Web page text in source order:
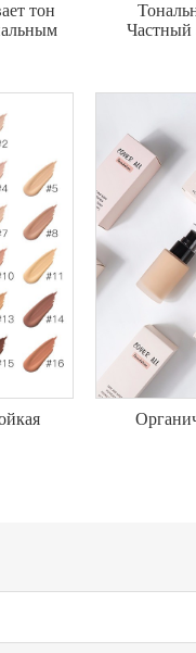
тон
Частный